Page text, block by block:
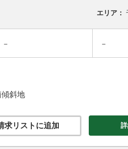
エリア：
－ －
斜地
求リストに追加